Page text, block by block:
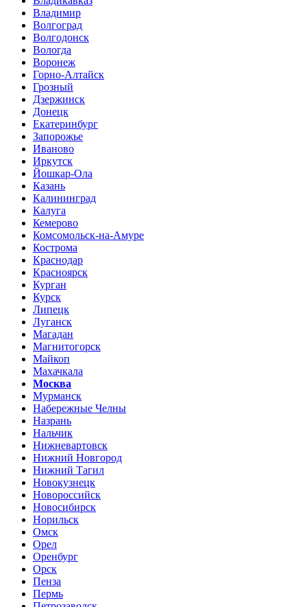
Владимир
Волгоград
Волгодонск
Вологда
Воронеж
Горно-Алтайск
Грозный
Дзержинск
Донецк
Екатеринбург
Запорожье
Иваново
Иркутск
Йошкар-Ола
Казань
Калининград
Калуга
Кемерово
Комсомольск-на-Амуре
Кострома
Краснодар
Красноярск
Курган
Курск
Липецк
Луганск
Магадан
Магнитогорск
Майкоп
Махачкала
Москва
Мурманск
Набережные Челны
Назрань
Нальчик
Нижневартовск
Нижний Новгород
Нижний Тагил
Новокузнецк
Новороссийск
Новосибирск
Норильск
Омск
Орел
Оренбург
Орск
Пенза
Пермь